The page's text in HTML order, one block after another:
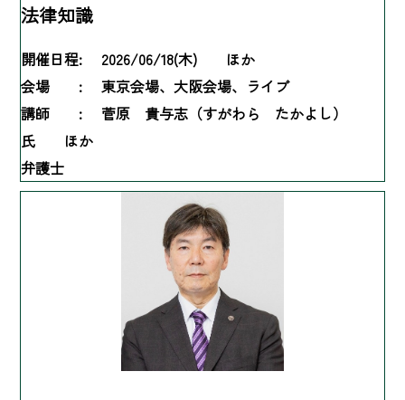
法律知識
開催日程:
2026/06/18(木) ほか
会場 :
東京会場、大阪会場、ライブ
講師 :
菅原 貴与志（すがわら たかよし）
氏 ほか
弁護士